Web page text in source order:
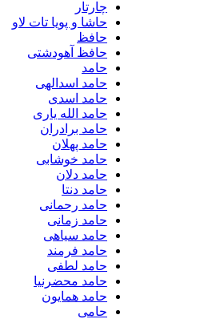
حاشا و پویا تات لاو
حافظ آهودشتی
حامد اسدالهی
حامد اسدی
حامد الله یاری
حامد برادران
حامد پهلان
حامد خوشابی
حامد دلان
حامد دنتا
حامد رحمانی
حامد زمانی
حامد سیاهی
حامد فرمند
حامد لطفی
حامد محضرنیا
حامد همایون